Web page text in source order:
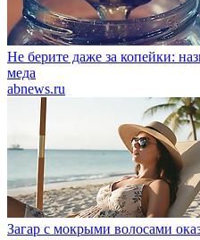
Не берите даже за копейки:
меда
abnews.ru
Загар с мокрыми волосами